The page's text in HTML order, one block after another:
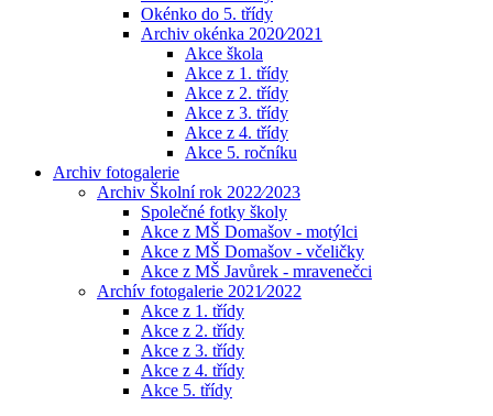
Okénko do 5. třídy
Archiv okénka 2020⁄2021
Akce škola
Akce z 1. třídy
Akce z 2. třídy
Akce z 3. třídy
Akce z 4. třídy
Akce 5. ročníku
Archiv fotogalerie
Archiv Školní rok 2022⁄2023
Společné fotky školy
Akce z MŠ Domašov - motýlci
Akce z MŠ Domašov - včeličky
Akce z MŠ Javůrek - mravenečci
Archív fotogalerie 2021⁄2022
Akce z 1. třídy
Akce z 2. třídy
Akce z 3. třídy
Akce z 4. třídy
Akce 5. třídy